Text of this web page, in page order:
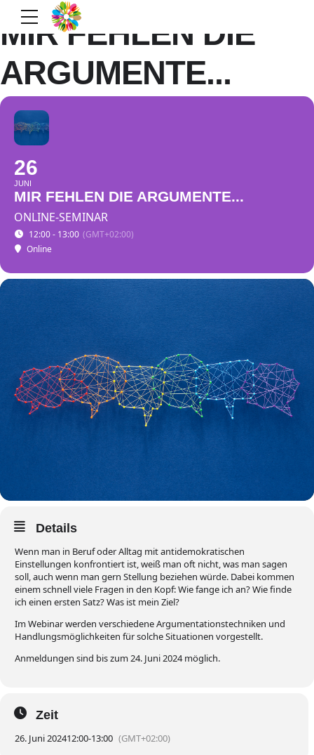
MIR FEHLEN DIE
ARGUMENTE...
26
JUNI
MIR FEHLEN DIE ARGUMENTE...
ONLINE-SEMINAR
12:00 - 13:00 (GMT+02:00)
Online
Details
Wenn man in Beruf oder Alltag mit antidemokratischen
Einstellungen konfrontiert ist, weiß man oft nicht, was man sagen
soll, auch wenn man gern Stellung beziehen würde. Dabei kommen
einem schnell viele Fragen in den Kopf: Wie fange ich an? Wie finde
ich einen ersten Satz? Was ist mein Ziel?
Im Webinar werden verschiedene Argumentationstechniken und
Handlungsmöglichkeiten für solche Situationen vorgestellt.
Anmeldungen sind bis zum 24. Juni 2024 möglich.
Zeit
26. Juni 202412:00-13:00 (GMT+02:00)